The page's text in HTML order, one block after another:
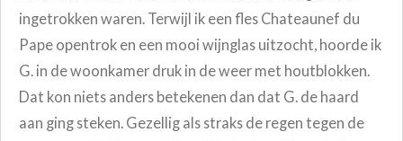
ingetrokken waren. Terwijl ik een fles Chateaunef du
Pape opentrok en een mooi wijnglas uitzocht, hoorde ik
G. in de woonkamer druk in de weer met houtblokken.
Dat kon niets anders betekenen dan dat G. de haard
aan ging steken. Gezellig als straks de regen tegen de